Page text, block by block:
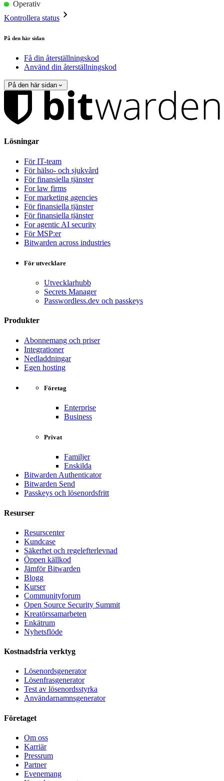
Operativ
Kontrollera status
På den här sidan
Få din återställningskod
Använd din återställningskod
På den här sidan
Lösningar
För IT-team
För hälso- och sjukvård
För finansiella tjänster
For law firms
For marketing agencies
För finansiella tjänster
För finansiella tjänster
For agentic AI security
För MSP:er
Bitwarden across industries
För utvecklare
Utvecklarhubb
Secrets Manager
Passwordless.dev och passkeys
Produkter
Abonnemang och priser
Integrationer
Nedladdningar
Egen hosting
Företag
Enterprise
Business
Privat
Familjer
Enskilda
Bitwarden Authenticator
Bitwarden Send
Passkeys och lösenordsfritt
Resurser
Resurscenter
Kundcase
Säkerhet och regelefterlevnad
Öppen källkod
Jämför Bitwarden
Blogg
Kurser
Communityforum
Open Source Security Summit
Kreatörssamarbeten
Enkätrum
Nyhetsflöde
Kostnadsfria verktyg
Lösenordsgenerator
Lösenfrasgenerator
Test av lösenordsstyrka
Användarnamnsgenerator
Företaget
Om oss
Karriär
Pressrum
Partner
Evenemang